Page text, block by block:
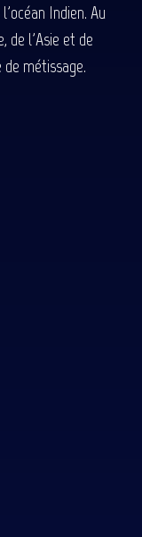
Indien. Au
de l'Asie et de
métissage.